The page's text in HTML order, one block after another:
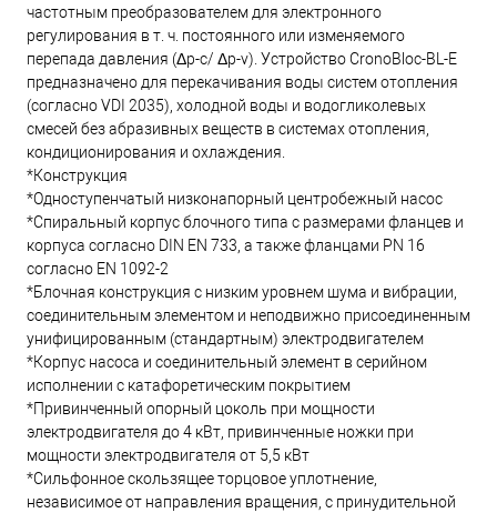
частотным преобразователем для электронного
регулирования в т. ч. постоянного или изменяемого
перепада давления (Δp-c/ Δp-v). Устройство CronoBloc-BL-E
предназначено для перекачивания воды систем отопления
(согласно VDI 2035), холодной воды и водогликолевых
смесей без абразивных веществ в системах отопления,
кондиционирования и охлаждения.
*Конструкция
*Одноступенчатый низконапорный центробежный насос
*Спиральный корпус блочного типа с размерами фланцев и
корпуса согласно DIN EN 733, а также фланцами PN 16
согласно EN 1092-2
*Блочная конструкция с низким уровнем шума и вибрации,
соединительным элементом и неподвижно присоединенным
унифицированным (стандартным) электродвигателем
*Корпус насоса и соединительный элемент в серийном
исполнении с катафоретическим покрытием
*Привинченный опорный цоколь при мощности
электродвигателя до 4 кВт, привинченные ножки при
мощности электродвигателя от 5,5 кВт
*Сильфонное скользящее торцовое уплотнение,
независимое от направления вращения, с принудительной